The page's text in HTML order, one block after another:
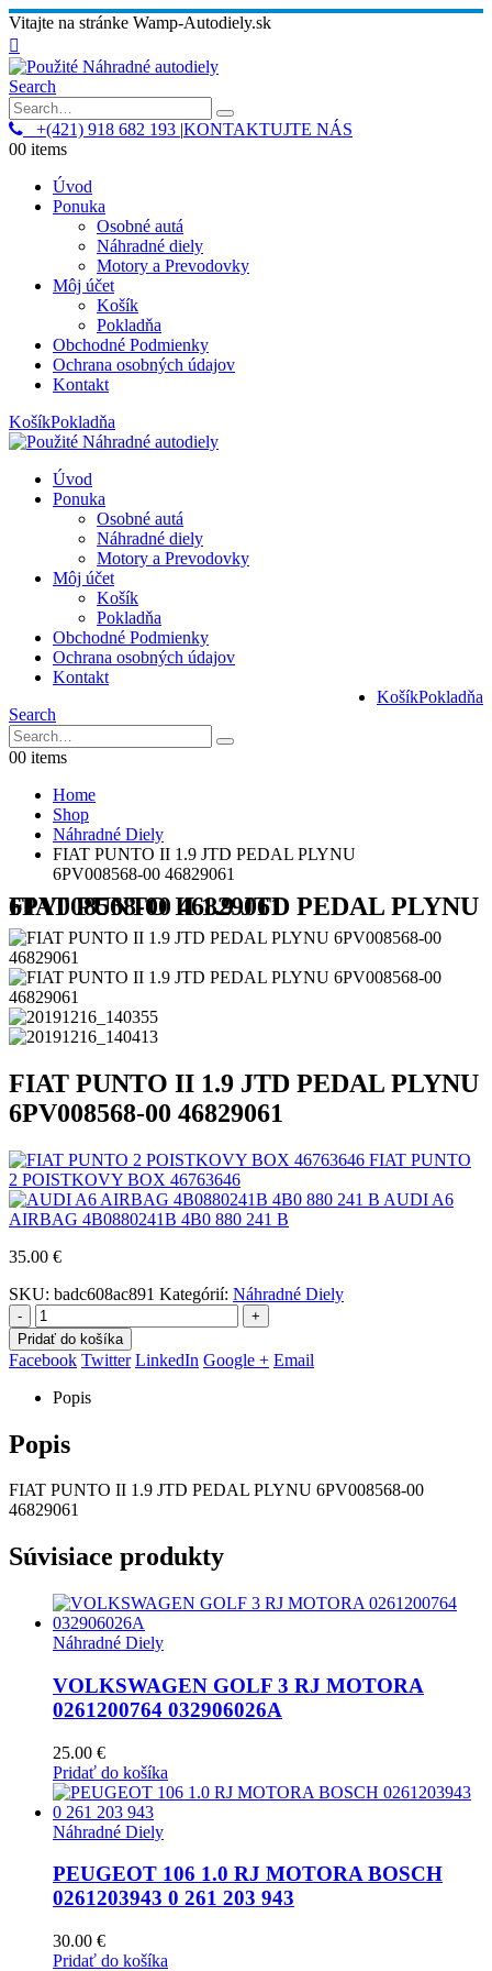
Vitajte na stránke Wamp-Autodiely.sk
Search
+(421) 918 682 193 |KONTAKTUJTE NÁS
00 items
Úvod
Ponuka
Osobné autá
Náhradné diely
Motory a Prevodovky
Môj účet
Košík
Pokladňa
Obchodné Podmienky
Ochrana osobných údajov
Kontakt
KošíkPokladňa
Úvod
Ponuka
Osobné autá
Náhradné diely
Motory a Prevodovky
Môj účet
Košík
Pokladňa
Obchodné Podmienky
Ochrana osobných údajov
Kontakt
KošíkPokladňa
Search
00 items
Home
Shop
Náhradné Diely
FIAT PUNTO II 1.9 JTD PEDAL PLYNU
6PV008568-00 46829061
FIAT PUNTO II 1.9 JTD PEDAL PLYNU 6PV008568-00 46829061
FIAT PUNTO II 1.9 JTD PEDAL PLYNU
6PV008568-00 46829061
FIAT PUNTO
2 POISTKOVY BOX 46763646
AUDI A6
AIRBAG 4B0880241B 4B0 880 241 B
35.00 €
SKU: badc608ac891 Kategórií: Náhradné Diely
-
+
Pridať do košíka
Facebook Twitter LinkedIn Google + Email
Popis
Popis
FIAT PUNTO II 1.9 JTD PEDAL PLYNU 6PV008568-00
46829061
Súvisiace produkty
Náhradné Diely
VOLKSWAGEN GOLF 3 RJ MOTORA
0261200764 032906026A
25.00 €
Pridať do košíka
Náhradné Diely
PEUGEOT 106 1.0 RJ MOTORA BOSCH
0261203943 0 261 203 943
30.00 €
Pridať do košíka